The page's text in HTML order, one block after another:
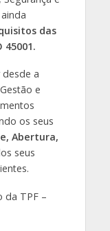
das
45001.
a
e
os seus
Abertura,
seus
da TPF –